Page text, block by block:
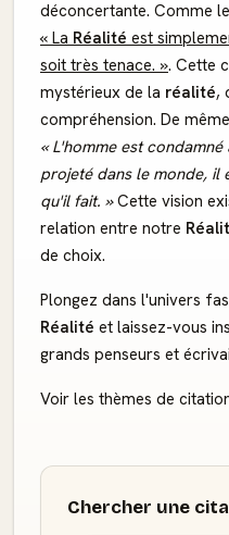
déconcertante. Comme
« La Réalité est
soit très tenace. ». Cette
mystérieux de la réalité,
compréhension. De
« L'homme est
projeté dans le monde, il
qu'il fait. »Cette vision
relation entre notre
de choix.
Plongez dans l'univers
Réalité et laissez-vous
grands penseurs et
Voir les thèmes de
Chercher une